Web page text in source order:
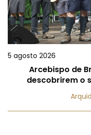
5 agosto 2026
Arcebispo de
descobrirem o